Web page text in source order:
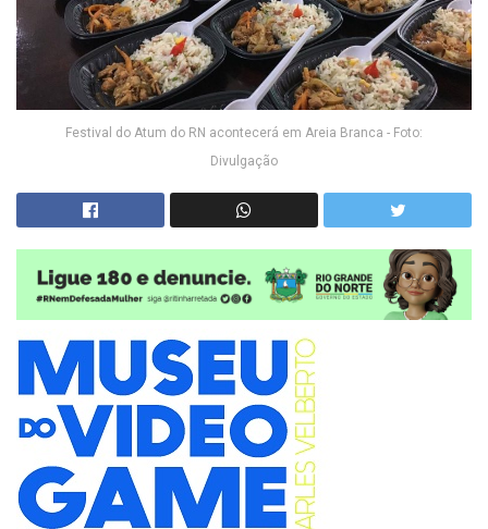
Festival do Atum do RN acontecerá em Areia Branca - Foto:
Divulgação